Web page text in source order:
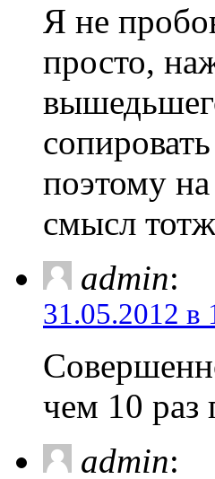
Я не
просто,
поэтому
смысл
admin:
31.05.2012 в
чем 10 раз
admin: